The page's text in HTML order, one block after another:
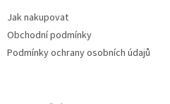
Jak nakupovat
Obchodní podmínky
Podmínky ochrany osobních údajů